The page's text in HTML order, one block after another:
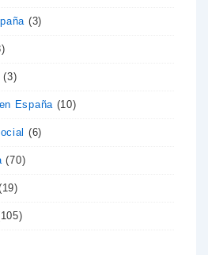
(3)
(3)
España (10)
(6)
(70)